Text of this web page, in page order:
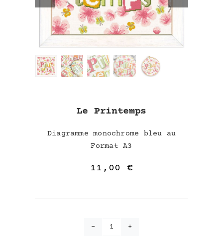
Le Printemps
Diagramme monochrome bleu au
Format A3
11,00 €